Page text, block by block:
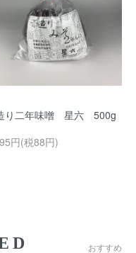
り二年味噌 星六 500g
円(税88円)
おすすめ